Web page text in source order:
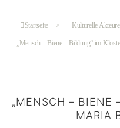
Startseite > Kulturelle Akteure
„Mensch – Biene – Bildung“ im
„MENSCH – BIENE
MARIA